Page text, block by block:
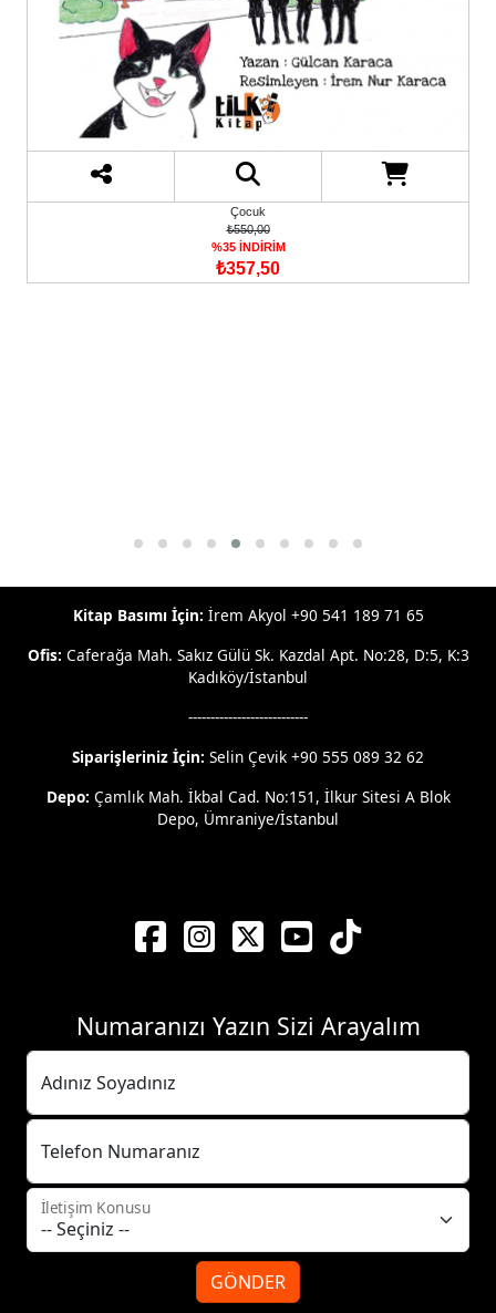
Çocuk
₺550,00
%35 İNDİRİM
₺357,50
Kitap Basımı İçin: İrem Akyol +90 541 189 71 65
Ofis: Caferağa Mah. Sakız Gülü Sk. Kazdal Apt. No:28, D:5, K:3
Kadıköy/İstanbul
---------------------------
Siparişleriniz İçin: Selin Çevik +90 555 089 32 62
Depo: Çamlık Mah. İkbal Cad. No:151, İlkur Sitesi A Blok
Depo, Ümraniye/İstanbul
Numaranızı Yazın Sizi Arayalım
Adınız Soyadınız
Telefon Numaranız
İletişim Konusu
GÖNDER